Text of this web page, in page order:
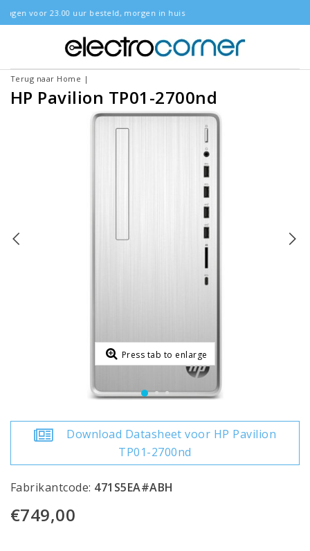
morgen in huis
Terug naar Home |
HP Pavilion TP01-2700nd
Press tab to enlarge
Download Datasheet voor HP Pavilion
TP01-2700nd
Fabrikantcode: 471S5EA#ABH
€749,00